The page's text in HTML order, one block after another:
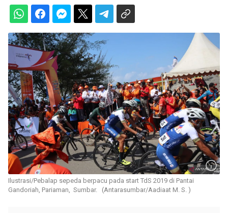
Ilustrasi/Pebalap sepeda berpacu pada start TdS 2019 di Pantai
Gandoriah, Pariaman, Sumbar. (Antarasumbar/Aadiaat M. S. )